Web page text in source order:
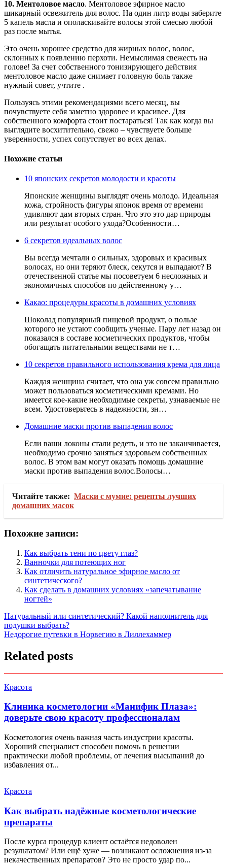
10. Ментоловое масло. Ментоловое эфирное масло
шикарный освежитель для волос. На один литр воды заберите
5 капель масла и ополаскивайте волосы этой смесью любой
раз после мытья.
Это очень хорошее средство для жирных волос, волос,
склонных к появлению перхоти. Немыслимая свежесть на
голове! За счет собственного тонизирующего действия
ментоловое масло даже снимает головную боль также
нужный совет, учтите .
Пользуясь этими рекомендациями всего месяц, вы
почувствуете себя заметно здоровее и красивее. Для
собственного комфорта стоит постараться! Так как когда вы
выглядите восхитительно, свежо – чувствуете больше
уверенности, успех сопутствует во всех делах.
Похожие статьи
10 японских секретов молодости и красоты
Японские женщины выглядят очень молодо. Идеальная
кожа, стройность фигуры японок время от времени
удивляют дам вторых стран. Что это это дар природы
или результат особого ухода?Особенности…
6 секретов идеальных волос
Вы всегда мечтали о сильных, здоровых и красивых
волосах, но они теряют блеск, секутся и выпадают? В
отечественной статье мы посоветуем 6 несложных и
экономичных способов по действенному у…
Какао: процедуры красоты в домашних условиях
Шоколад популярный пищевой продукт, о пользе
которого не устают сообщить ученые. Пару лет назад он
показался в составе косметических продуктов, чтобы
обогащать питательными веществами не т…
10 секретов правильного использования крема для лица
Каждая женщина считает, что она уж совсем правильно
может пользоваться косметическими кремами. Но
имеется кое-какие необходимые секреты, узнаваемые не
всем. Удостоверьтесь в надежности, зн…
Домашние маски против выпадения волос
Если ваши локоны стали редеть, и это не заканчивается,
необходимо срочно заняться здоровьем собственных
волос. В этом вам могут оказать помощь домашние
маски против выпадения волос.Волосы…
Читайте также: Маски с мумие: рецепты лучших
домашних масок
Похожие записи:
Как выбрать тени по цвету глаз?
Ванночки для потеющих ног
Как отличить натуральное эфирное масло от
синтетического?
Как сделать в домашних условиях «запечатывание
ногтей»
Навигация
по
Натуральный или синтетический? Какой наполнитель для
подушки выбрать?
Недорогие путевки в Норвегию в Лиллехаммер
Related posts
Красота
Клиника косметологии «Манифик Плаза»:
доверьте свою красоту профессионалам
Косметология очень важная часть индустрии красоты.
Хороший специалист способен помочь в решении
практически любой проблемы, от лечения высыпаний до
избавления от...
Красота
Как выбрать надёжные косметологические
препараты
После курса процедур клиент остаётся недоволен
результатом? Или ещё хуже — возникают осложнения из‑за
некачественных препаратов? Это не просто удар по...